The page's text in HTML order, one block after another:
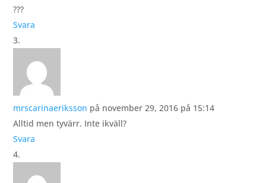
???
Svara
mrscarinaeriksson på november 29, 2016 på 15:14
Alltid men tyvärr. Inte ikväll?
Svara